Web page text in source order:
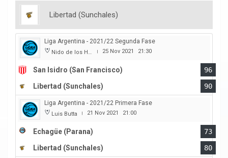
Libertad (Sunchales)
Liga Argentina - 2021/22 Segunda Fase
Nido de los Halcones | 25 Nov 2021 21:30
San Isidro (San Francisco)
96
Libertad (Sunchales)
90
Liga Argentina - 2021/22 Primera Fase
Luis Butta | 21 Nov 2021 21:00
Echagüe (Parana)
73
Libertad (Sunchales)
80